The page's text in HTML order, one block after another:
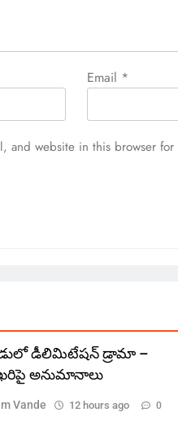
Email *
and website in this browser
డీలిమిటేషన్ డ్రామా –
అనుమానాలు
Vande 12 hours ago 0